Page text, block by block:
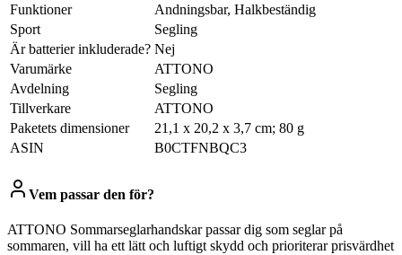
Funktioner
‎Andningsbar, Halkbeständig
Sport
‎Segling
Är batterier inkluderade? ‎Nej
Varumärke
‎ATTONO
Avdelning
‎Segling
Tillverkare
‎ATTONO
Paketets dimensioner
‎21,1 x 20,2 x 3,7 cm; 80 g
ASIN
‎B0CTFNBQC3
Vem passar den för?
ATTONO Sommarseglarhandskar passar dig som seglar på
sommaren, vill ha ett lätt och luftigt skydd och prioriterar prisvärdhet